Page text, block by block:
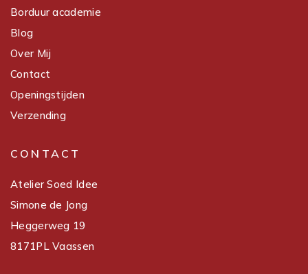
Borduur academie
Blog
Over Mij
Contact
Openingstijden
Verzending
CONTACT
Atelier Soed Idee
Simone de Jong
Heggerweg 19
8171PL Vaassen